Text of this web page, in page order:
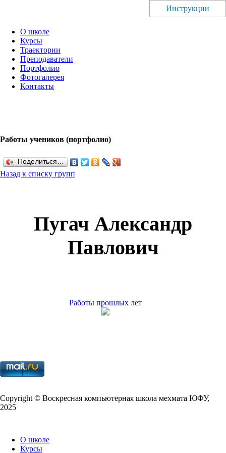
О школе
Курсы
Траектории
Преподаватели
Портфолио
Фотогалерея
Контакты
Работы учеников (портфолио)
Поделиться…
Назад к списку групп
Инструкции
Пугач Александр
Павлович
Работы прошлых лет
Copy­right © Воскресная компьютерная школа мехмата ЮФУ,
2025
О школе
Курсы